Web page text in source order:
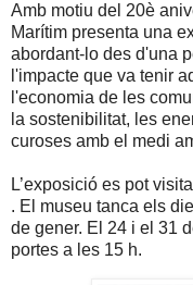
Amb motiu del 20è
Marítim presenta una
abordant-lo des d'una
l'impacte que va tenir
l'economia de les
la sostenibilitat, les
curoses amb el medi
L’exposició es pot
. El museu tanca els
de gener. El 24 i el 31
portes a les 15 h.